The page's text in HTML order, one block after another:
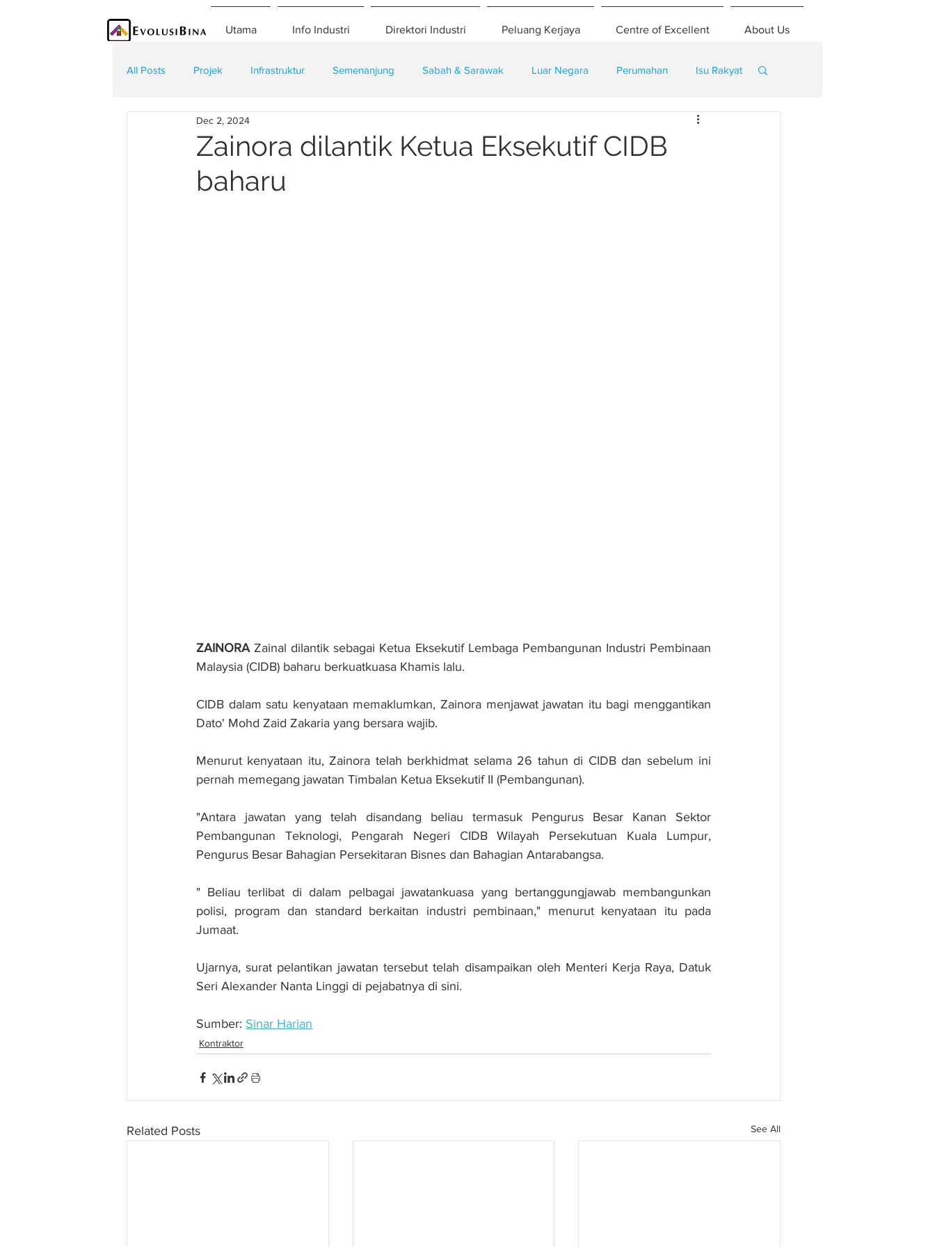
Utama Info Industri Direktori Industri Peluang Kerjaya Centre of Excellent About Us
All Posts Projek Infrastruktur Semenanjung Sabah & Sarawak Luar Negara Perumahan Isu Rakyat
Teknologi Kontraktor
Zainora dilantik Ketua Eksekutif CIDB
baharu
Dec 2, 2024
ZAINORA Zainal dilantik sebagai Ketua Eksekutif Lembaga Pembangunan Industri Pembinaan
Malaysia (CIDB) baharu berkuatkuasa Khamis lalu.
CIDB dalam satu kenyataan memaklumkan, Zainora menjawat jawatan itu bagi menggantikan
Dato' Mohd Zaid Zakaria yang bersara wajib.
Menurut kenyataan itu, Zainora telah berkhidmat selama 26 tahun di CIDB dan sebelum ini
pernah memegang jawatan Timbalan Ketua Eksekutif II (Pembangunan).
"Antara jawatan yang telah disandang beliau termasuk Pengurus Besar Kanan Sektor
Pembangunan Teknologi, Pengarah Negeri CIDB Wilayah Persekutuan Kuala Lumpur,
Pengurus Besar Bahagian Persekitaran Bisnes dan Bahagian Antarabangsa.
" Beliau terlibat di dalam pelbagai jawatankuasa yang bertanggungjawab membangunkan
polisi, program dan standard berkaitan industri pembinaan," menurut kenyataan itu pada
Jumaat.
Ujarnya, surat pelantikan jawatan tersebut telah disampaikan oleh Menteri Kerja Raya, Datuk
Seri Alexander Nanta Linggi di pejabatnya di sini.
Sumber: Sinar Harian
Kontraktor
Related Posts See All